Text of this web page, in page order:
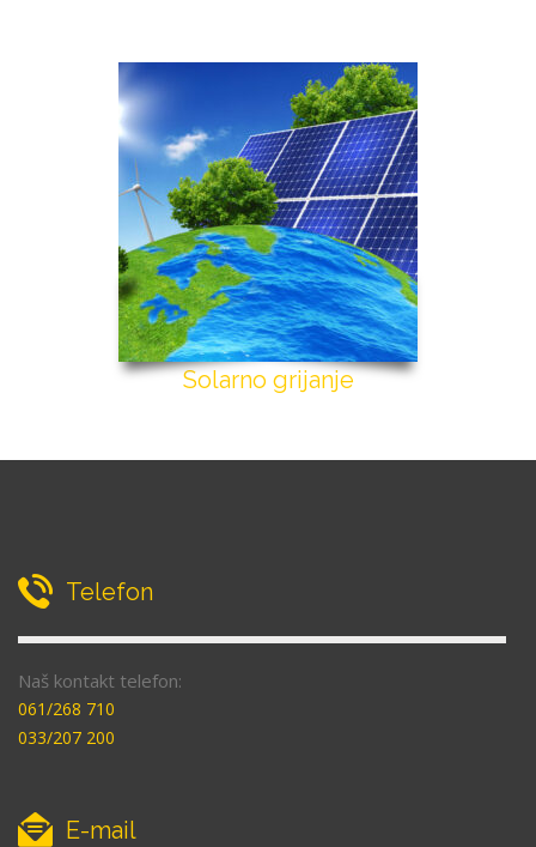
Solarno grijanje
Telefon
Naš kontakt telefon:
061/268 710
033/207 200
E-mail